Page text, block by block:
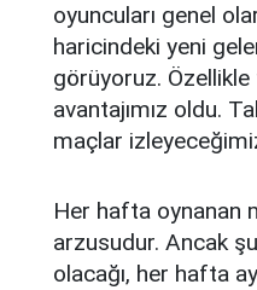
oyuncuları genel
haricindeki yeni
görüyoruz. Özellikle
avantajımız oldu.
maçlar
Her hafta oynanan
arzusudur. Ancak
olacağı, her hafta